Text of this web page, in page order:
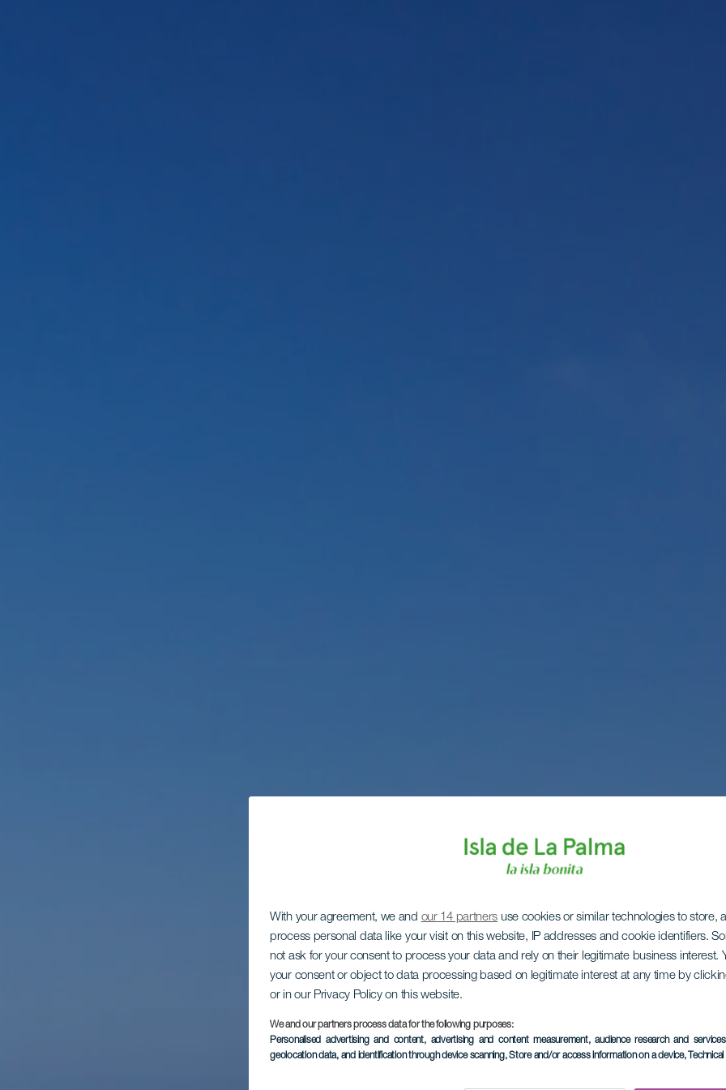
With your agreement, we and our 14 partners use cookies or similar technologies to store,
process personal data like your visit on this website, IP addresses and cookie identifiers.
not ask for your consent to process your data and rely on their legitimate business interest.
your consent or object to data processing based on legitimate interest at any time by
or in our Privacy Policy on this website.
We and our partners process data for the following purposes:
Personalised advertising and content, advertising and content measurement, audience research and
geolocation data, and identification through device scanning, Store and/or access information on a device,